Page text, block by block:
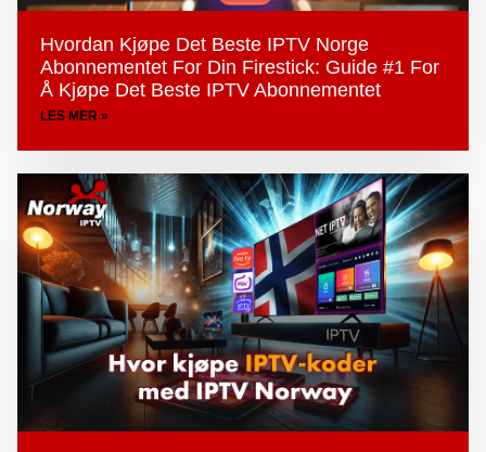
Hvordan Kjøpe Det Beste IPTV Norge
Abonnementet For Din Firestick: Guide #1 For
Å Kjøpe Det Beste IPTV Abonnementet
LES MER »